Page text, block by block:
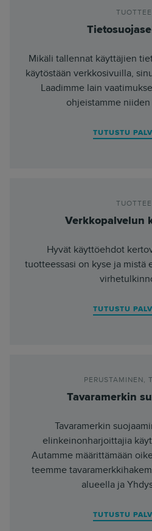
Mikäli tallennat käyttäjien
käytöstään verkkosivuilla,
Laadimme lain
ohjeistamme
TUTUSTU
Verkkopalvelun
Hyvät käyttöehdot
tuotteessasi on kyse ja mistä
TUTUSTU
PERUSTAMINEN,
Tavaramerkin
Tavaramerkin
elinkeinonharjoittajia
Autamme määrittämään
teemme
alueella ja
TUTUSTU